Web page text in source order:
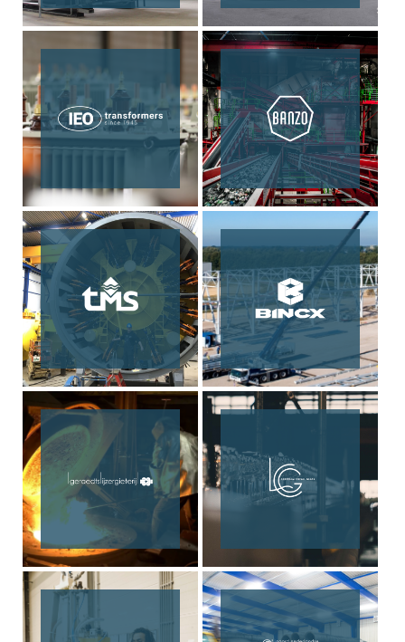
jullie er een sterker en
die aan deze stap
bijgedragen en kijken
uit om samen verder te
bouwen.